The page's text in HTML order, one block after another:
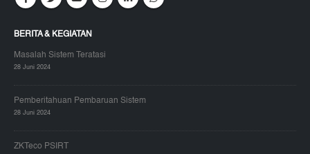
BERITA & KEGIATAN
Masalah Sistem Teratasi
28 Juni 2024
Pemberitahuan Pembaruan Sistem
28 Juni 2024
ZKTeco PSIRT